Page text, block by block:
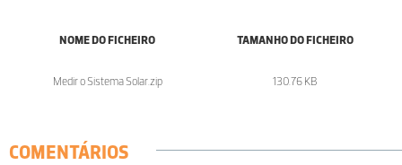
NOME DO FICHEIRO
Medir o Sistema Solar.zip
TAMANHO DO FICHEIRO
130.76 KB
COMENTÁRIOS